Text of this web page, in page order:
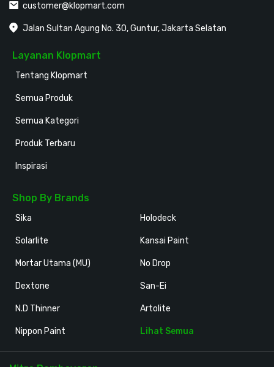
customer@klopmart.com
Jalan Sultan Agung No. 30, Guntur, Jakarta Selatan
Layanan Klopmart
Tentang Klopmart
Semua Produk
Semua Kategori
Produk Terbaru
Inspirasi
Shop By Brands
Sika
Solarlite
Mortar Utama (MU)
Dextone
N.D Thinner
Nippon Paint
Holodeck
Kansai Paint
No Drop
San-Ei
Artolite
Lihat Semua